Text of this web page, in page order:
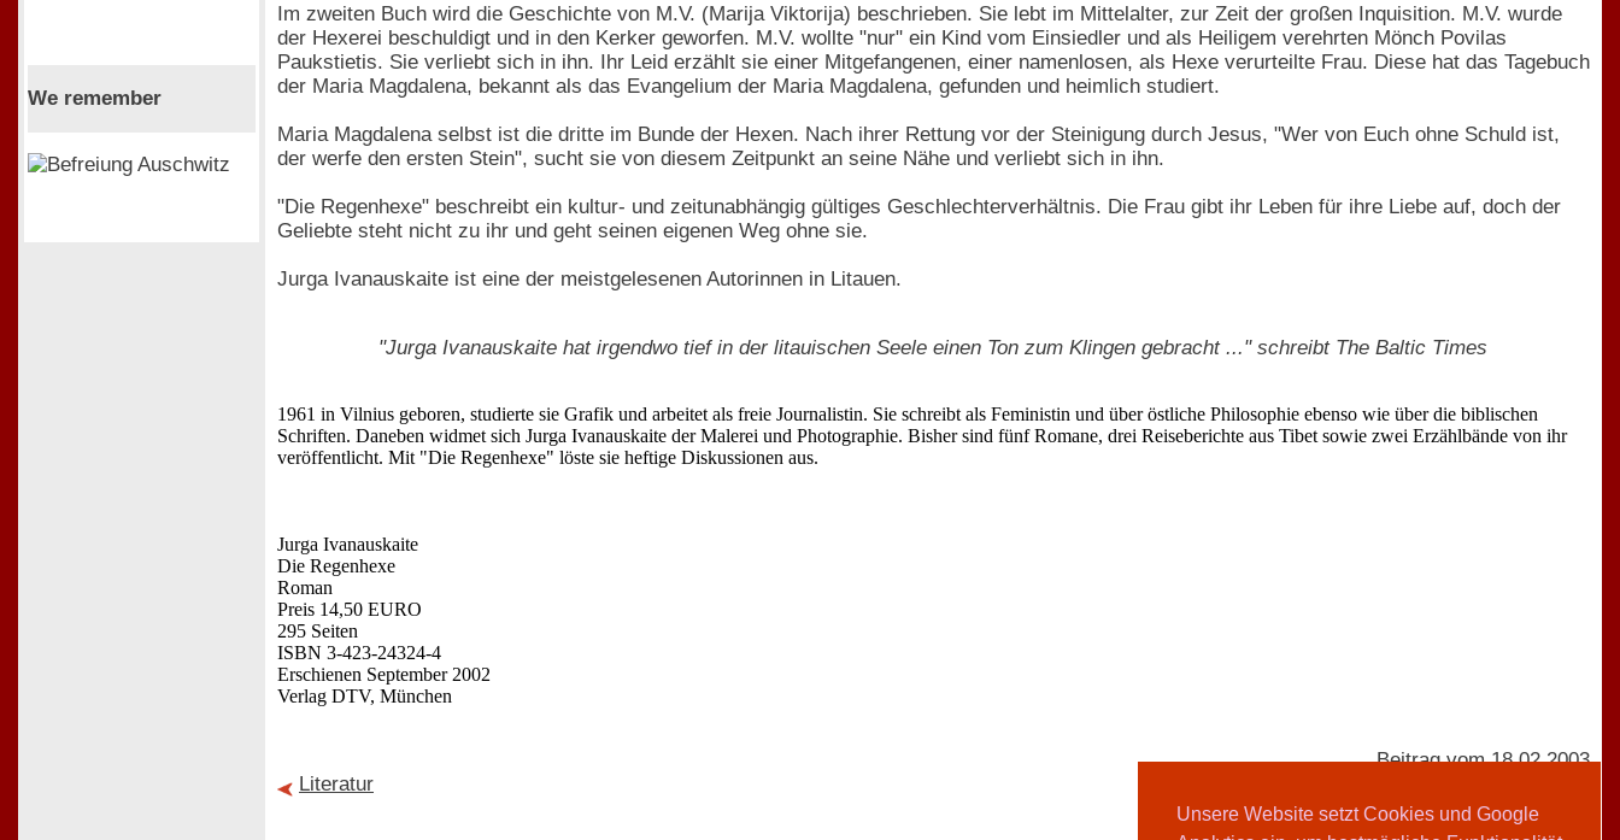
Unsere Website setzt Cookies und Google
We remember
Im zweiten Buch wird die Geschichte von M.V. (Marija Viktorija) beschrieben. Sie lebt im Mittelalter, zur Zeit der großen Inquisition. M.V. wurde
der Hexerei beschuldigt und in den Kerker geworfen. M.V. wollte "nur" ein Kind vom Einsiedler und als Heiligem verehrten Mönch Povilas
Paukstietis. Sie verliebt sich in ihn. Ihr Leid erzählt sie einer Mitgefangenen, einer namenlosen, als Hexe verurteilte Frau. Diese hat das Tagebuch
der Maria Magdalena, bekannt als das Evangelium der Maria Magdalena, gefunden und heimlich studiert.
Maria Magdalena selbst ist die dritte im Bunde der Hexen. Nach ihrer Rettung vor der Steinigung durch Jesus, "Wer von Euch ohne Schuld ist,
der werfe den ersten Stein", sucht sie von diesem Zeitpunkt an seine Nähe und verliebt sich in ihn.
"Die Regenhexe" beschreibt ein kultur- und zeitunabhängig gültiges Geschlechterverhältnis. Die Frau gibt ihr Leben für ihre Liebe auf, doch der
Geliebte steht nicht zu ihr und geht seinen eigenen Weg ohne sie.
Jurga Ivanauskaite ist eine der meistgelesenen Autorinnen in Litauen.
"Jurga Ivanauskaite hat irgendwo tief in der litauischen Seele einen Ton zum Klingen gebracht ..." schreibt The Baltic Times
1961 in Vilnius geboren, studierte sie Grafik und arbeitet als freie Journalistin. Sie schreibt als Feministin und über östliche Philosophie ebenso wie über die biblischen
Schriften. Daneben widmet sich Jurga Ivanauskaite der Malerei und Photographie. Bisher sind fünf Romane, drei Reiseberichte aus Tibet sowie zwei Erzählbände von ihr
veröffentlicht. Mit "Die Regenhexe" löste sie heftige Diskussionen aus.
Jurga Ivanauskaite
Die Regenhexe
Roman
Preis 14,50 EURO
295 Seiten
ISBN 3-423-24324-4
Erschienen September 2002
Verlag DTV, München
Literatur
Beitrag vom 18.02.2003